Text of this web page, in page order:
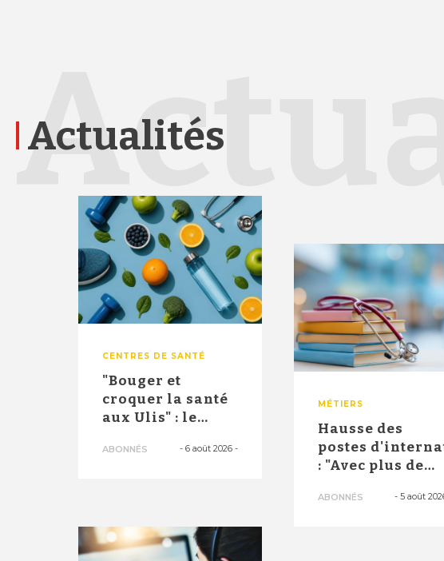
Actualités
CENTRES DE SANTÉ
"Bouger et
croquer la santé
aux Ulis" : le
innovant d'un
ABONNÉS - 6 août 2026-
MÉTIERS
Hausse des
postes
: "Avec plus de
2026, no...
ABONNÉS -5 août